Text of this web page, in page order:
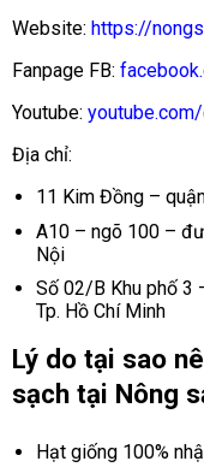
Website: https://
Fanpage FB:
Youtube:
Địa chỉ:
11 Kim Đồng –
A10 – ngõ 100 –
Nội
Số 02/B Khu phố 3
Tp. Hồ Chí Minh
Lý do tại sao
sạch tại Nông
Hạt giống 100%